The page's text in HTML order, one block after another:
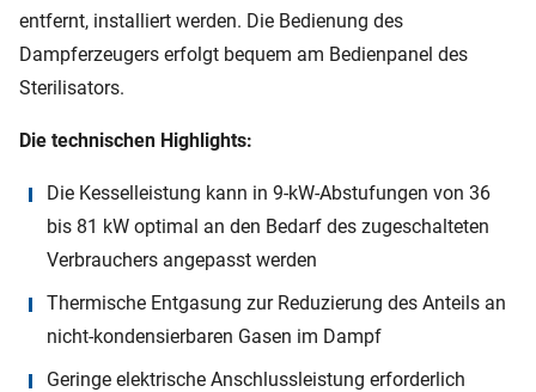
entfernt, installiert werden. Die Bedienung des
Dampferzeugers erfolgt bequem am Bedienpanel des
Sterilisators.
Die technischen Highlights:
Die Kesselleistung kann in 9-kW-Abstufungen von 36
bis 81 kW optimal an den Bedarf des zugeschalteten
Verbrauchers angepasst werden
Thermische Entgasung zur Reduzierung des Anteils an
nicht-kondensierbaren Gasen im Dampf
Geringe elektrische Anschlussleistung erforderlich